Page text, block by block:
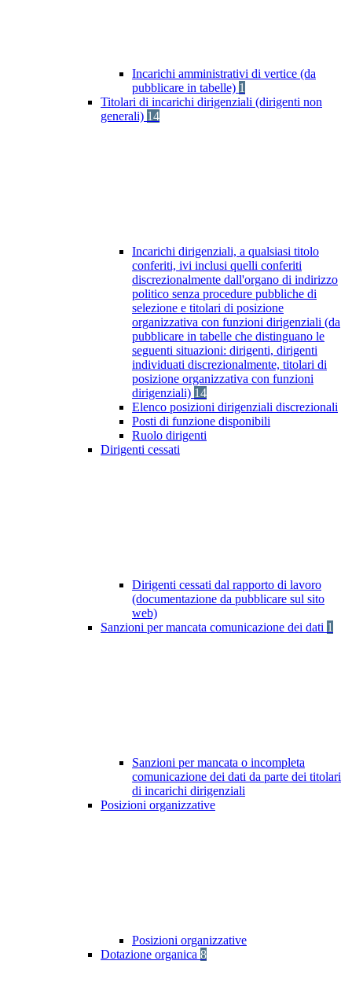
Incarichi amministrativi di vertice (da
pubblicare in tabelle) 1
Titolari di incarichi dirigenziali (dirigenti non
generali) 14
Incarichi dirigenziali, a qualsiasi titolo
conferiti, ivi inclusi quelli conferiti
discrezionalmente dall'organo di indirizzo
politico senza procedure pubbliche di
selezione e titolari di posizione
organizzativa con funzioni dirigenziali (da
pubblicare in tabelle che distinguano le
seguenti situazioni: dirigenti, dirigenti
individuati discrezionalmente, titolari di
posizione organizzativa con funzioni
dirigenziali) 14
Elenco posizioni dirigenziali discrezionali
Posti di funzione disponibili
Ruolo dirigenti
Dirigenti cessati
Dirigenti cessati dal rapporto di lavoro
(documentazione da pubblicare sul sito
web)
Sanzioni per mancata comunicazione dei dati 1
Sanzioni per mancata o incompleta
comunicazione dei dati da parte dei titolari
di incarichi dirigenziali
Posizioni organizzative
Posizioni organizzative
Dotazione organica 8